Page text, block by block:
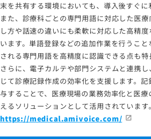
末を共有する環境においても、導入後すぐに
また、診療科ごとの専門用語に対応した医
し方や話速の違いにも柔軟に対応した高精
います。単語登録などの追加作業を行うこ
される専門用語を高精度に認識できる点も特
さらに、電子カルテや部門システムと連携
じて診療記録作成の効率化を支援します。
与することで、医療現場の業務効率化と医
えるソリューションとして活用されています。
https://medical.amivoice.com/